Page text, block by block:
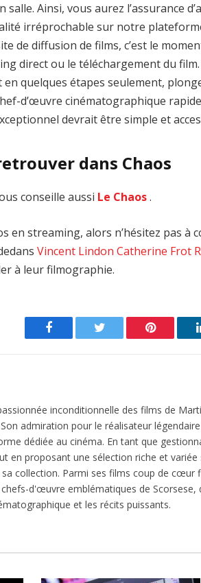
Ainsi, vous aurez l’assurance
irréprochable sur notre
de diffusion de films, c’est le
direct ou le téléchargement du
quelques étapes seulement,
d’œuvre cinématographique
devrait être simple et
dans Chaos
conseille aussi Le Chaos.
en streaming, alors n’hésitez pas à
Vincent Lindon Catherine Frot
à leur filmographie.
Facebook Twitter Pinterest
inconditionnelle des films de
admiration pour le réalisateur
dédiée au cinéma. En tant que
en proposant une sélection riche et
sa collection. Parmi ses films coup de cœur
d'œuvre emblématiques de
et les récits puissants.
the